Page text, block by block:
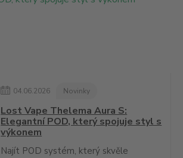
04.06.2026 Novinky
Lost Vape Thelema Aura S:
Elegantní POD, který spojuje styl s
výkonem
Najít POD systém, který skvěle